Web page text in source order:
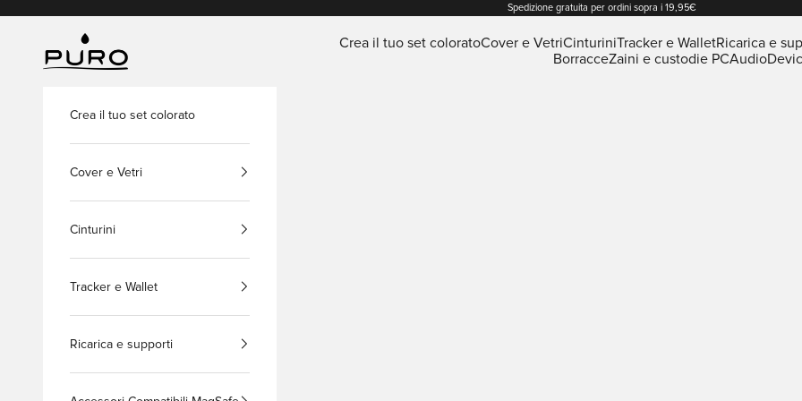
Spedizione gratuita per ordini sopra i 19,95€
PURO Shop Crea il tuo set coloratoCover e VetriCinturiniTracker e WalletRicarica e
BorracceZaini e custodie PCAudio
Crea il tuo set colorato
Cover e Vetri
Cinturini
Tracker e Wallet
Ricarica e supporti